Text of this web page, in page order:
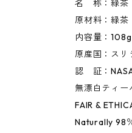
名 称：緑茶
原材料：緑茶
内容量：
原産国：スリ
認 証：
無漂白ティー
FAIR &
Naturally 98